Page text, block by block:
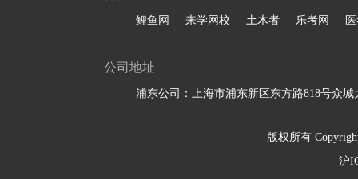
鲤鱼网 来学网校 土木者 乐考网
公司地址
浦东公司：上海市浦东新区东方路818号众城
版权所有
沪